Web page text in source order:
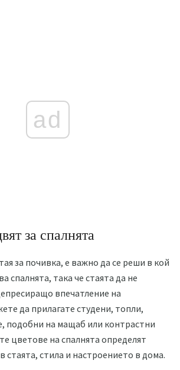
ad
за спалнята
за почивка, е важно да се реши в кой
спалнята, така че стаята да не
впечатление на
да прилагате студени, топли,
подобни на мащаб или контрастни
цветове на спалнята определят
стаята, стила и настроението в дома.